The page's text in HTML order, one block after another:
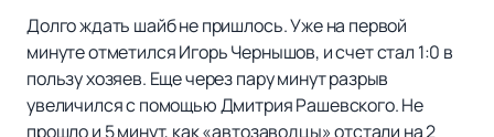
Долго ждать шайб не пришлось. Уже на первой
минуте отметился Игорь Чернышов, и счет стал 1:0 в
пользу хозяев. Еще через пару минут разрыв
увеличился с помощью Дмитрия Рашевского. Не
прошло и 5 минут, как «автозаводцы» отстали на 2